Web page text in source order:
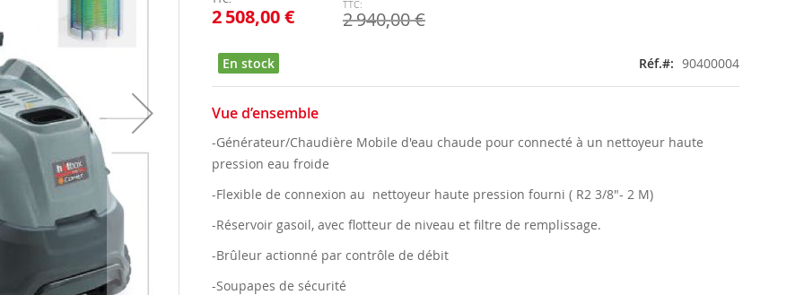
2 508,00 € 2 940,00 €
En stock Réf. 90400004
Vue d’ensemble
-Générateur/Chaudière Mobile d'eau chaude pour connecté à un nettoyeur haute
pression eau froide
-Flexible de connexion au nettoyeur haute pression fourni ( R2 3/8"- 2 M)
-Réservoir gasoil, avec flotteur de niveau et filtre de remplissage.
-Brûleur actionné par contrôle de débit
-Soupapes de sécurité